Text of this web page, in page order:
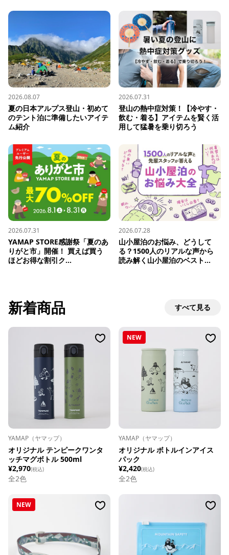
2026.08.07
夏の日本アルプス登山・初めて
のテント泊に準備したいアイテ
ム紹介
2026.07.31
登山の熱中症対策！【冷やす・
飲む・着る】アイテムを賢く活
用して猛暑を乗り切ろう
2026.07.31
YAMAP STORE感謝祭「夏のあ
りがと市」開催！ 買えば買う
ほどお得な割引ク...
2026.07.28
山小屋泊のお悩み、どうして
る？1500人のリアルな声から
読み解く山小屋泊のベスト...
新着商品 すべて見る
YAMAP（ヤマップ）
オリジナル テンピークワンタ
ッチマグボトル 500ml
¥2,970(税込)
全2色
NEW
YAMAP（ヤマップ）
オリジナル ボトルインアイス
パック
¥2,420(税込)
全2色
NEW